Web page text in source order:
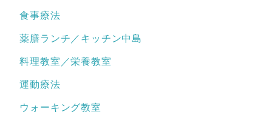
食事療法
薬膳ランチ／キッチン中島
料理教室／栄養教室
運動療法
ウォーキング教室